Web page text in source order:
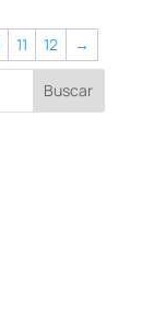
11 12 →
Buscar